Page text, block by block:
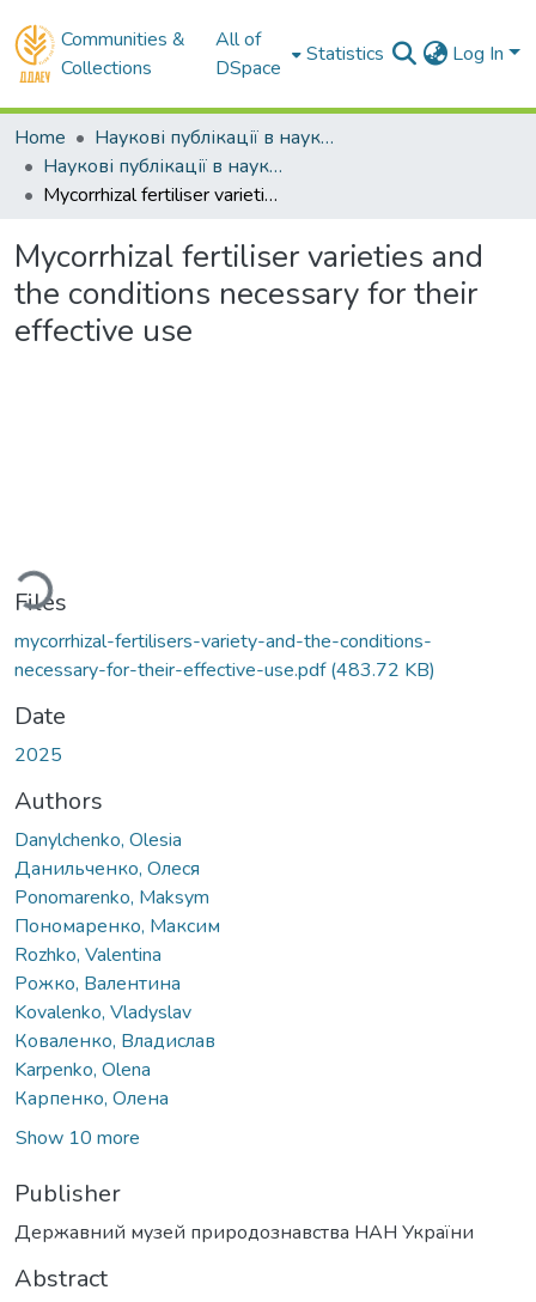
Communities &
Collections
All of
DSpace
Statistics Log In
Home
Наукові публікації в наукометричних базах Scopus та Web of Science
Наукові публікації в наукометричній базі Web of Science
Mycorrhizal fertiliser varieties and the conditions necessary for their effective use
Mycorrhizal fertiliser varieties and
the conditions necessary for their
effective use
Loading...
Files
mycorrhizal-fertilisers-variety-and-the-conditions-
necessary-for-their-effective-use.pdf(483.72 KB)
Date
2025
Authors
Danylchenko, Olesia
Данильченко, Олеся
Ponomarenko, Maksym
Пономаренко, Максим
Rozhko, Valentina
Рожко, Валентина
Kovalenko, Vladyslav
Коваленко, Владислав
Karpenko, Olena
Карпенко, Олена
Show 10 more
Publisher
Державний музей природознавства НАН України
Abstract